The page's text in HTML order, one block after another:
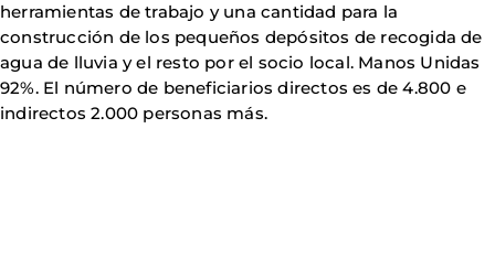
herramientas de trabajo y una cantidad para la
construcción de los pequeños depósitos de recogida de
agua de lluvia y el resto por el socio local. Manos Unidas
92%. El número de beneficiarios directos es de 4.800 e
indirectos 2.000 personas más.